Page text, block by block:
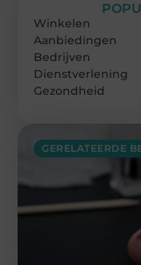
GERELATEERDE
Winkelen
Aanbiedingen
Bedrijven
Dienstverlening
Gezondheid